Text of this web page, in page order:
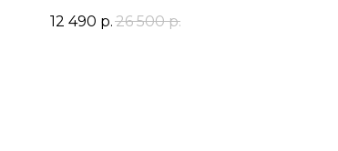
12 490 р. 26 500 р.